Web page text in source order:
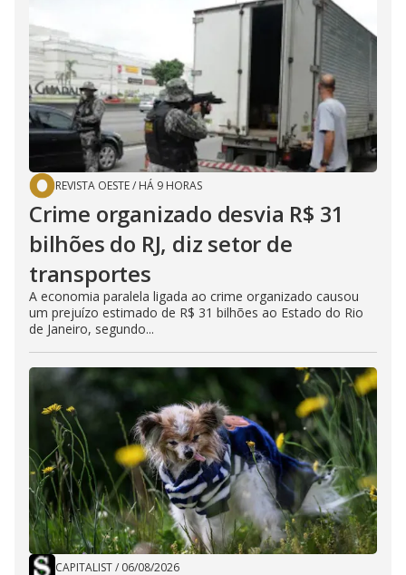
REVISTA OESTE/ HÁ 9 HORAS
Crime organizado desvia R$ 31
bilhões do RJ, diz setor de
transportes
A economia paralela ligada ao crime organizado causou
um prejuízo estimado de R$ 31 bilhões ao Estado do Rio
de Janeiro, segundo...
CAPITALIST/ 06/08/2026